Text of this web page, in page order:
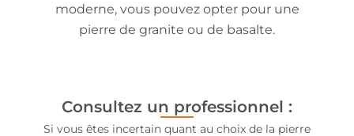
moderne, vous pouvez opter pour une
pierre de granite ou de basalte.
Consultez un professionnel :
Si vous êtes incertain quant au choix de la pierre